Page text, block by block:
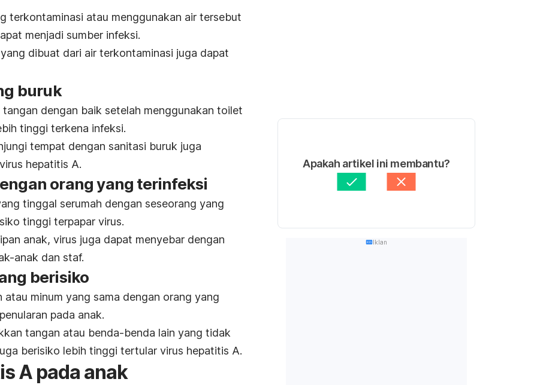
terkontaminasi atau menggunakan air tersebut
menjadi sumber infeksi.
dibuat dari air terkontaminasi juga dapat
buruk
dengan baik setelah menggunakan toilet
tinggi terkena infeksi.
tempat dengan sanitasi buruk juga
hepatitis A.
orang yang terinfeksi
tinggal serumah dengan seseorang yang
tinggi terpapar virus.
anak, virus juga dapat menyebar dengan
anak dan staf.
berisiko
minum yang sama dengan orang yang
pada anak.
tangan atau benda-benda lain yang tidak
berisiko lebih tinggi tertular virus hepatitis A.
A pada anak
Apakah artikel ini membantu?
Iklan